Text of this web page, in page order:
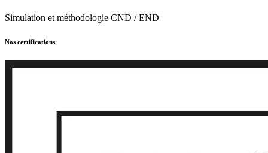
Simulation et méthodologie CND / END
Nos certifications